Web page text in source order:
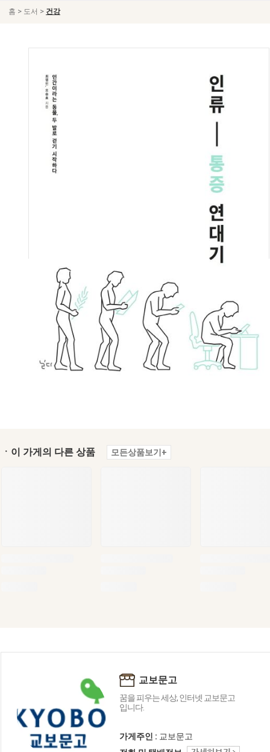
홈 > 도서 > 건강
ㆍ이 가게의 다른 상품 모든상품보기+
교보문고
꿈을 피우는 세상, 인터넷 교보문고
입니다.
가게주인 : 교보문고